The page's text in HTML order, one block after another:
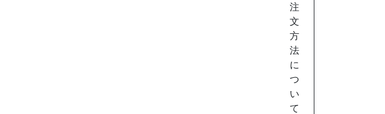
注
文
方
法
に
つ
い
て